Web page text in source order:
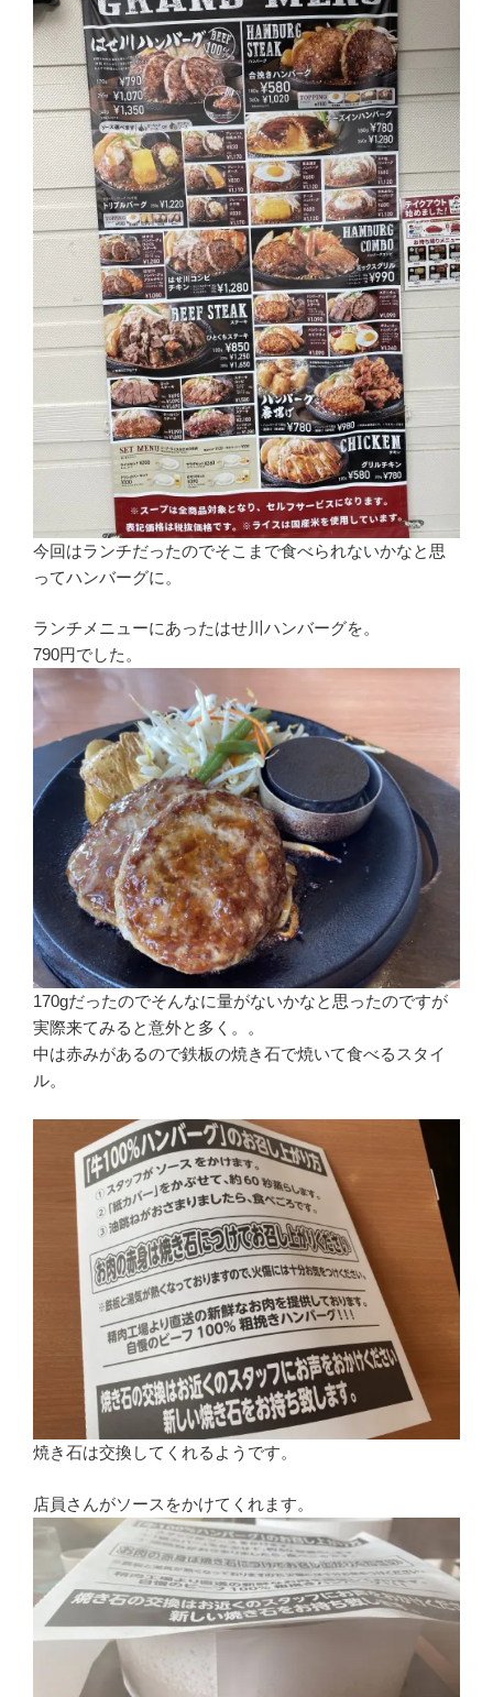
今回はランチだったのでそこまで食べられないかなと思
ってハンバーグに。
ランチメニューにあったはせ川ハンバーグを。
790円でした。
170gだったのでそんなに量がないかなと思ったのですが
実際来てみると意外と多く。。
中は赤みがあるので鉄板の焼き石で焼いて食べるスタイ
ル。
焼き石は交換してくれるようです。
店員さんがソースをかけてくれます。